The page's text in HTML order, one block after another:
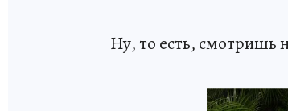
Ну, то есть, смотришь